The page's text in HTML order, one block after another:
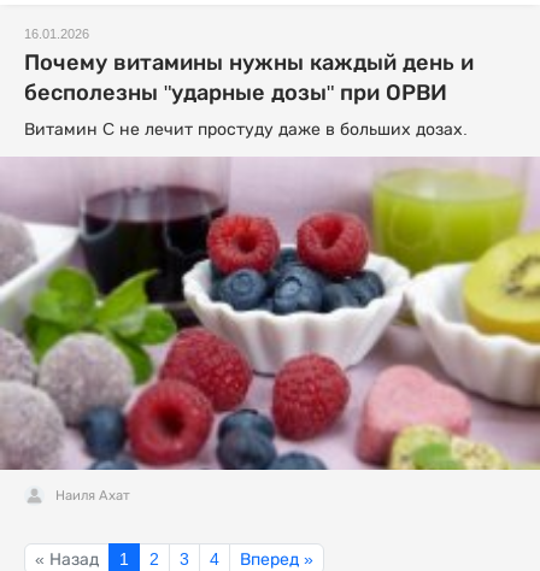
16.01.2026
Почему витамины нужны каждый день и
бесполезны "ударные дозы" при ОРВИ
Витамин C не лечит простуду даже в больших дозах.
Наиля Ахат
« Назад 1 2 3 4 Вперед »